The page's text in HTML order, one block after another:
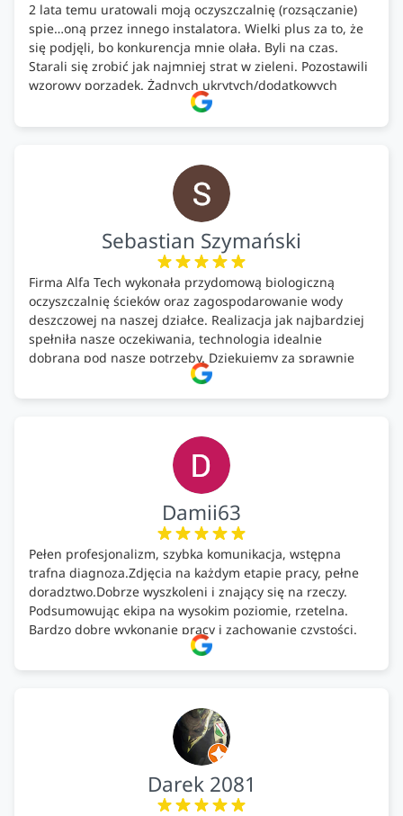
2 lata temu uratowali moją oczyszczalnię (rozsączanie)
spie…oną przez innego instalatora. Wielki plus za to, że
się podjęli, bo konkurencja mnie olała. Byli na czas.
Starali się zrobić jak najmniej strat w zieleni. Pozostawili
wzorowy porządek. Żadnych ukrytych/dodatkowych
kosztów. Zaskoczenie. Kontakt bardzo OK. Obsługa
pomontażowa również OK. A ich środki do oczyszczalni –
Sebastian Szymański
Firma Alfa Tech wykonała przydomową biologiczną
oczyszczalnię ścieków oraz zagospodarowanie wody
deszczowej na naszej działce. Realizacja jak najbardziej
spełniła nasze oczekiwania, technologia idealnie
dobrana pod nasze potrzeby. Dziękujemy za sprawnie
wykonany montaż w świetnej atmosferze! Polecam!
Damii63
Pełen profesjonalizm, szybka komunikacja, wstępna
trafna diagnoza.Zdjęcia na każdym etapie pracy, pełne
doradztwo.Dobrze wyszkoleni i znający się na rzeczy.
Podsumowując ekipa na wysokim poziomie, rzetelna.
Bardzo dobre wykonanie pracy i zachowanie czystości.
Darek 2081